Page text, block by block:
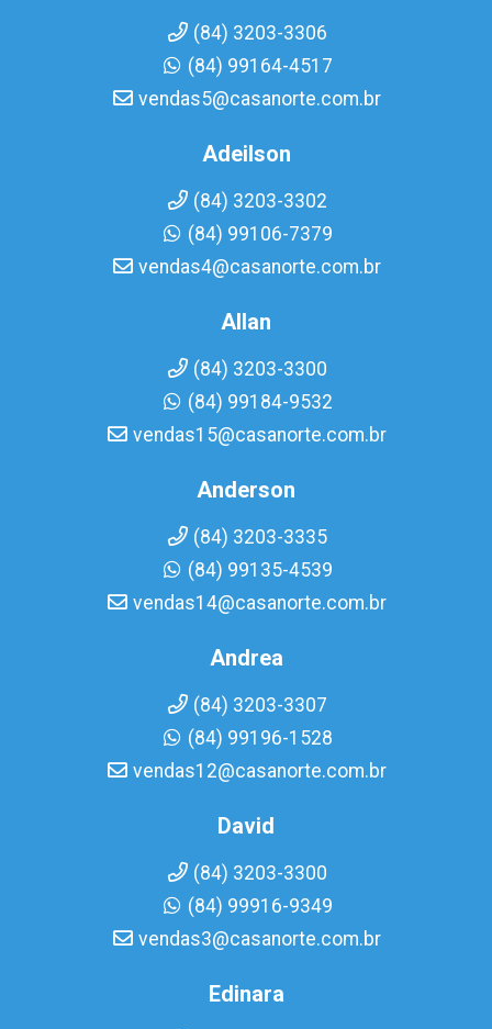
(84) 3203-3306
(84) 99164-4517
vendas5@casanorte.com.br
Adeilson
(84) 3203-3302
(84) 99106-7379
vendas4@casanorte.com.br
Allan
(84) 3203-3300
(84) 99184-9532
vendas15@casanorte.com.br
Anderson
(84) 3203-3335
(84) 99135-4539
vendas14@casanorte.com.br
Andrea
(84) 3203-3307
(84) 99196-1528
vendas12@casanorte.com.br
David
(84) 3203-3300
(84) 99916-9349
vendas3@casanorte.com.br
Edinara